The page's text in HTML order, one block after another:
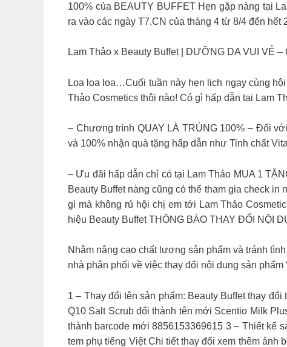
100% của BEAUTY BUFFET Hẹn gặp nàng tại
ra vào các ngày T7,CN của tháng 4 từ 8/4 đến hết
Lam Thảo x Beauty Buffet | DƯỠNG DA VUI VẺ
Loa loa loa…Cuối tuần này hẹn lịch ngay cùng
Thảo Cosmetics thôi nào! Có gì hấp dẫn tại Lam
– Chương trình QUAY LÀ TRÚNG 100% – Đối
và 100% nhận quà tặng hấp dẫn như Tinh chất
– Ưu đãi hấp dẫn chỉ có tại Lam Thảo MUA 1
Beauty Buffet nàng cũng có thể tham gia check
gì mà không rủ hội chị em tới Lam Thảo
hiệu Beauty BuffetTHÔNG BÁO THAY ĐỔI NỘI
Nhằm nâng cao chất lượng sản phẩm và tránh
nhà phân phối về việc thay đổi nội dung sản phẩm
1 – Thay đổi tên sản phẩm: Beauty Buffet thay
Q10 Salt Scrub đổi thành tên mới Scentio Milk
thành barcode mới 8856153369615 3 – Thiết kế
tem phụ tiếng Việt Chi tiết thay đổi xem thêm ảnh